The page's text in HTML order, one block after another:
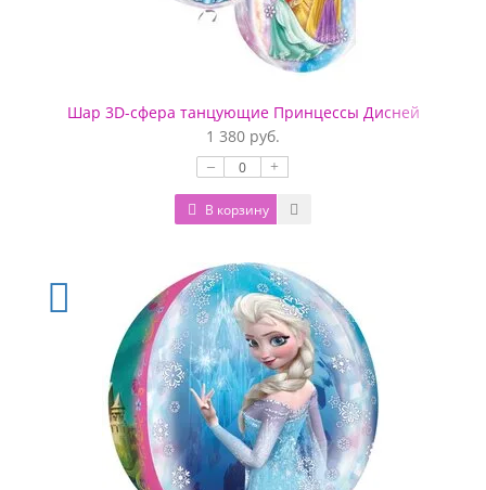
Шар 3D-сфера танцующие Принцессы Дисней
1 380 руб.
– +
В корзину